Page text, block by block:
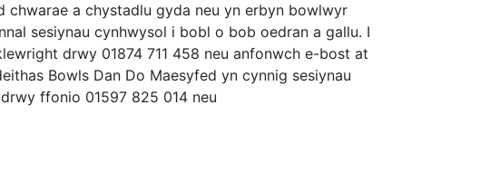
chwarae a chystadlu gyda neu yn erbyn bowlwyr
sesiynau cynhwysol i bobl o bob oedran a gallu. I
drwy 01874 711 458 neu anfonwch e-bost at
Bowls Dan Do Maesyfed yn cynnig sesiynau
ffonio 01597 825 014 neu